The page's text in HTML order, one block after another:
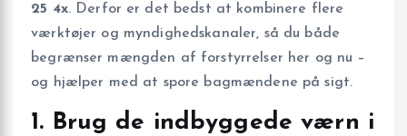
25 4x. Derfor er det bedst at kombinere flere
værktøjer og myndighedskanaler, så du både
begrænser mængden af forstyrrelser her og nu –
og hjælper med at spore bagmændene på sigt.
1. Brug de indbyggede værn i